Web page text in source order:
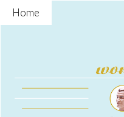
Home